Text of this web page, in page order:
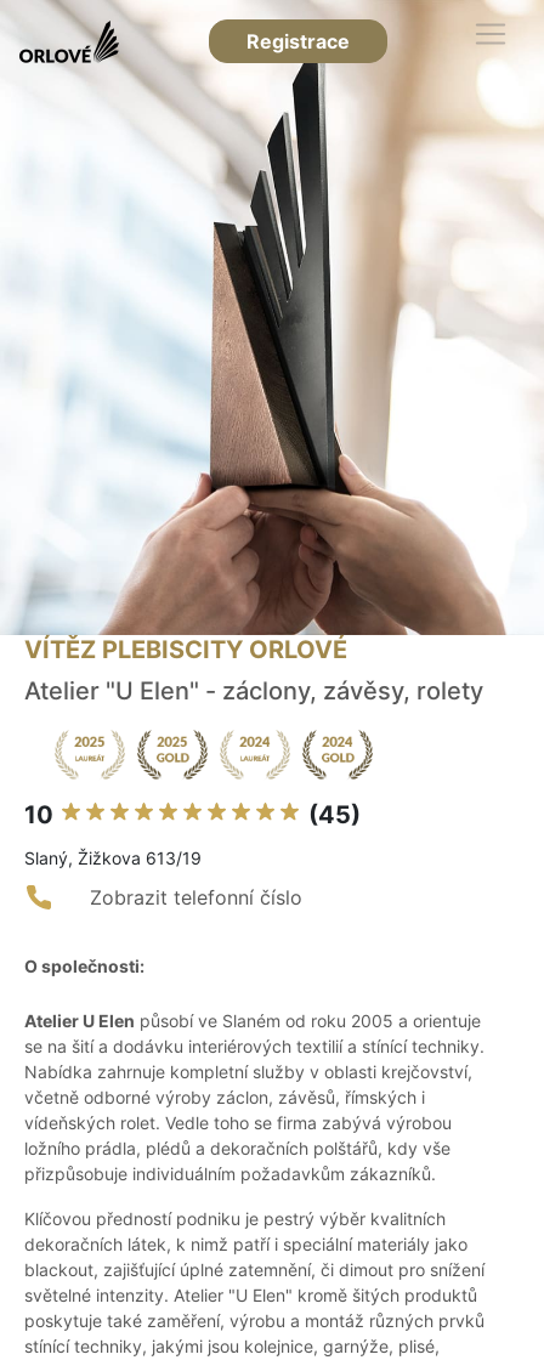
Registrace
VÍTĚZ PLEBISCITY ORLOVÉ
Atelier "U Elen" - záclony, závěsy, rolety
10 (45)
Slaný, Žižkova 613/19
Zobrazit telefonní číslo
O společnosti:
Atelier U Elen působí ve Slaném od roku 2005 a orientuje
se na šití a dodávku interiérových textilií a stínící techniky.
Nabídka zahrnuje kompletní služby v oblasti krejčovství,
včetně odborné výroby záclon, závěsů, římských i
vídeňských rolet. Vedle toho se firma zabývá výrobou
ložního prádla, plédů a dekoračních polštářů, kdy vše
přizpůsobuje individuálním požadavkům zákazníků.
Klíčovou předností podniku je pestrý výběr kvalitních
dekoračních látek, k nimž patří i speciální materiály jako
blackout, zajišťující úplné zatemnění, či dimout pro snížení
světelné intenzity. Atelier "U Elen" kromě šitých produktů
poskytuje také zaměření, výrobu a montáž různých prvků
stínící techniky, jakými jsou kolejnice, garnýže, plisé,